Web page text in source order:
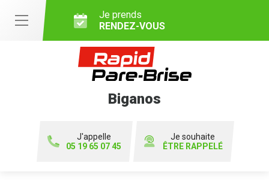
Je prends
RENDEZ-VOUS
Biganos
J'appelle
05 19 65 07 45
Je souhaite
ÊTRE RAPPELÉ